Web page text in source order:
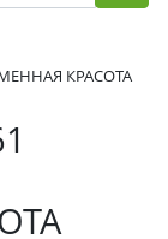
КРАСОТА